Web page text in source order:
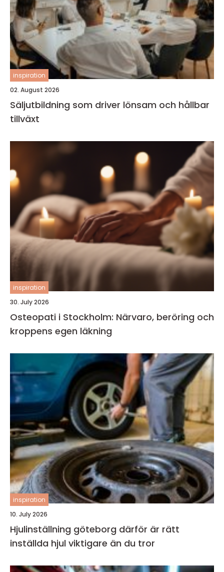
inspiration
02. August 2026
Säljutbildning som driver lönsam och hållbar
tillväxt
inspiration
30. July 2026
Osteopati i Stockholm: Närvaro, beröring och
kroppens egen läkning
inspiration
10. July 2026
Hjulinställning göteborg därför är rätt
inställda hjul viktigare än du tror